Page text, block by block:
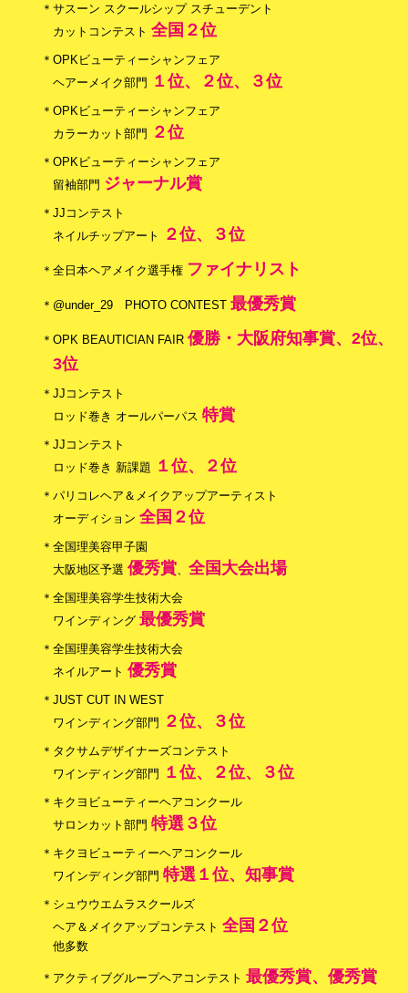
＊サスーン スクールシップ スチューデント
カットコンテスト 全国２位
＊OPKビューティーシャンフェア
ヘアーメイク部門 １位、２位、３位
＊OPKビューティーシャンフェア
カラーカット部門 ２位
＊OPKビューティーシャンフェア
留袖部門 ジャーナル賞
＊JJコンテスト
ネイルチップアート
２位、３位
＊全日本ヘアメイク選手権 ファイナリスト
＊@under_29 PHOTO CONTEST 最優秀賞
＊OPK BEAUTICIAN FAIR 優勝・大阪府知事賞、2位、
3位
＊JJコンテスト
ロッド巻き オールパーパス 特賞
＊JJコンテスト
ロッド巻き 新課題 １位、２位
＊パリコレヘア＆メイクアップアーティスト
オーディション 全国２位
＊全国理美容甲子園
大阪地区予選 優秀賞 全国大会出場
＊全国理美容学生技術大会
ワインディング 最優秀賞
＊全国理美容学生技術大会
ネイルアート 優秀賞
＊JUST CUT IN WEST
ワインディング部門 ２位、３位
＊タクサムデザイナーズコンテスト
ワインディング部門 １位、２位、３位
＊キクヨビューティーヘアコンクール
サロンカット部門 特選３位
＊キクヨビューティーヘアコンクール
ワインディング部門 特選１位、知事賞
＊シュウウエムラスクールズ
ヘア＆メイクアップコンテスト 全国２位
他多数
＊アクティブグループヘアコンテスト 最優秀賞、優秀賞